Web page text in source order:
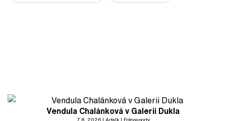
Vendula Chalánková v Galerii Dukla
7. 8. 2026 Artalk Fotoreporty